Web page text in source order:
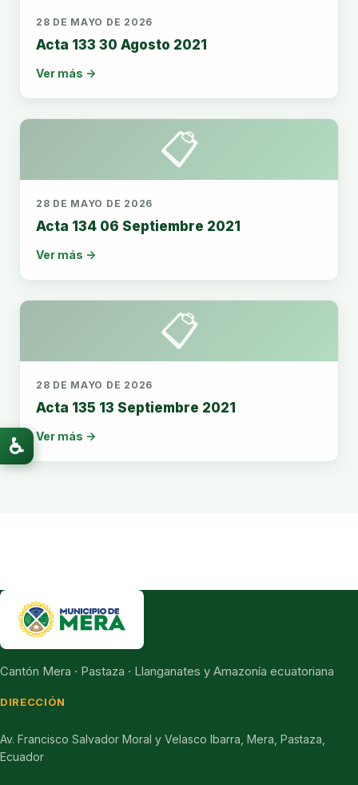
28 DE MAYO DE 2026
Acta 133 30 Agosto 2021
Ver más →
📋
28 DE MAYO DE 2026
Acta 134 06 Septiembre 2021
Ver más →
📋
28 DE MAYO DE 2026
Acta 135 13 Septiembre 2021
Ver más →
Cantón Mera · Pastaza · Llanganates y Amazonía ecuatoriana
DIRECCIÓN
Av. Francisco Salvador Moral y Velasco Ibarra, Mera, Pastaza,
Ecuador
♿